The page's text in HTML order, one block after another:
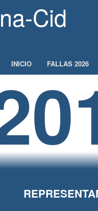
Cid
INICIO FALLAS 2026